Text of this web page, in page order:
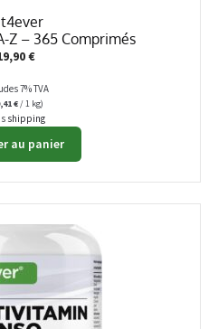
Z – 365 Comprimés
€
7% TVA
€/ 1 kg)
shipping
au panier